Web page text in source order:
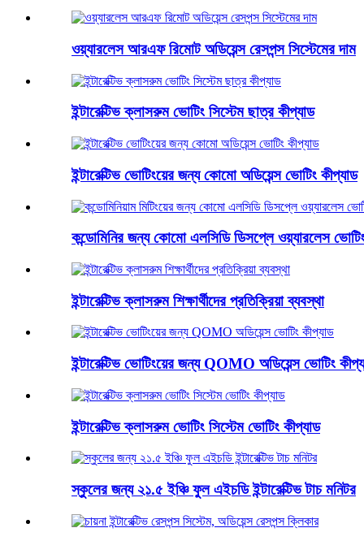
ওয়্যারলেস আরএফ রিমোট অডিয়েন্স রেসপন্স সিস্টেমের দাম
ইন্টারেক্টিভ ক্লাসরুম ভোটিং সিস্টেম ছাত্র কীপ্যাড
ইন্টারেক্টিভ ভোটিংয়ের জন্য কোমো অডিয়েন্স ভোটিং কীপ্যাড
কন্ডোমিনির জন্য কোমো এলসিডি ডিসপ্লে ওয়্যারলেস
ইন্টারেক্টিভ ক্লাসরুম শিক্ষার্থীদের প্রতিক্রিয়া ব্যবস্থা
ইন্টারেক্টিভ ভোটিংয়ের জন্য QOMO অডিয়েন্স ভোটিং
ইন্টারেক্টিভ ক্লাসরুম ভোটিং সিস্টেম ভোটিং কীপ্যাড
স্কুলের জন্য ২১.৫ ইঞ্চি ফুল এইচডি ইন্টারেক্টিভ টাচ মনিটর